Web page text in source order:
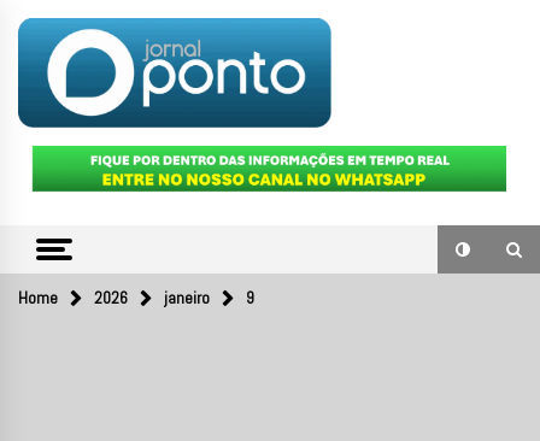
content
JORNAL
PONTO
Home 2026 janeiro 9